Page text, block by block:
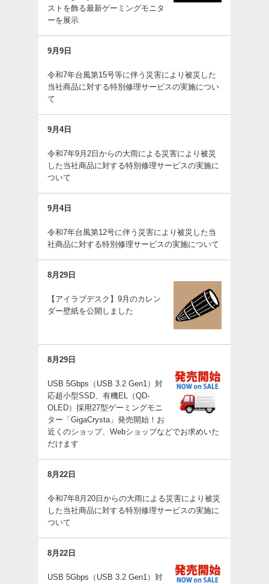
ストを飾る最新ゲーミングモニタ
ーを展示
9月9日
令和7年台風第15号等に伴う災害により被災した
当社商品に対する特別修理サービスの実施につい
て
9月4日
令和7年9月2日からの大雨による災害により被災
した当社商品に対する特別修理サービスの実施に
ついて
9月4日
令和7年台風第12号に伴う災害により被災した当
社商品に対する特別修理サービスの実施について
8月29日
【アイラブデスク】9月のカレン
ダー壁紙を公開しました
8月29日
USB 5Gbps（USB 3.2 Gen1）対
応超小型SSD、有機EL（QD-
OLED）採用27型ゲーミングモニ
ター「GigaCrysta」発売開始！お
近くのショップ、Webショップなどでお求めいた
だけます
8月22日
令和7年8月20日からの大雨による災害により被災
した当社商品に対する特別修理サービスの実施に
ついて
8月22日
USB 5Gbps（USB 3.2 Gen1）対